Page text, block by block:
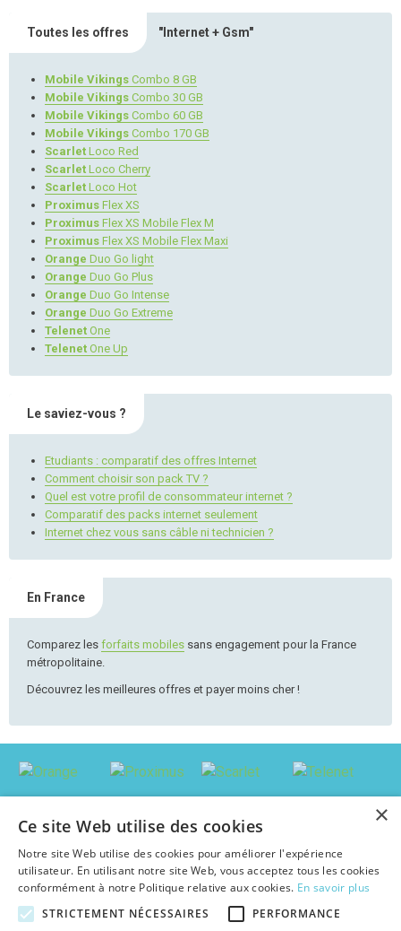
Toutes les offres "Internet + Gsm"
Mobile Vikings Combo 8 GB
Mobile Vikings Combo 30 GB
Mobile Vikings Combo 60 GB
Mobile Vikings Combo 170 GB
Scarlet Loco Red
Scarlet Loco Cherry
Scarlet Loco Hot
Proximus Flex XS
Proximus Flex XS Mobile Flex M
Proximus Flex XS Mobile Flex Maxi
Orange Duo Go light
Orange Duo Go Plus
Orange Duo Go Intense
Orange Duo Go Extreme
Telenet One
Telenet One Up
Le saviez-vous ?
Etudiants : comparatif des offres Internet
Comment choisir son pack TV ?
Quel est votre profil de consommateur internet ?
Comparatif des packs internet seulement
Internet chez vous sans câble ni technicien ?
En France
Comparez les forfaits mobiles sans engagement pour la France
métropolitaine.
Découvrez les meilleures offres et payer moins cher !
×
Ce site Web utilise des cookies
Notre site Web utilise des cookies pour améliorer l'expérience
utilisateur. En utilisant notre site Web, vous acceptez tous les cookies
conformément à notre Politique relative aux cookies. En savoir plus
STRICTEMENT NÉCESSAIRES
PERFORMANCE